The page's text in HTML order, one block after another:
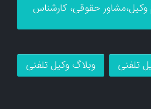
وکیل،مشاور حقوقی، کارشناس
وبلاگ وکیل تلفنی تلفنی